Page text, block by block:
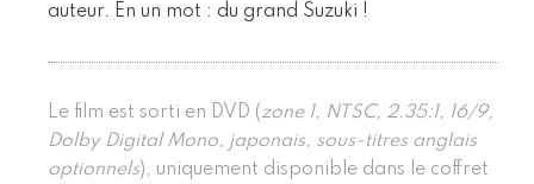
auteur. En un mot : du grand Suzuki !
Le film est sorti en DVD (zone 1, NTSC, 2.35:1, 16/9,
Dolby Digital Mono, japonais, sous-titres anglais
optionnels), uniquement disponible dans le coffret